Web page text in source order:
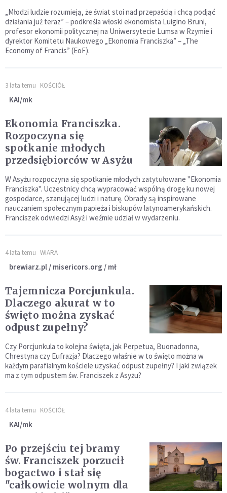
„Młodzi ludzie rozumieją, że świat stoi nad przepaścią i chcą podjąć
działania już teraz” – podkreśla włoski ekonomista Luigino Bruni,
profesor ekonomii politycznej na Uniwersytecie Lumsa w Rzymie i
dyrektor Komitetu Naukowego „Ekonomia Franciszka” – „The
Economy of Francis” (EoF).
3 lata temu KOŚCIÓŁ
KAI/mk
Ekonomia Franciszka.
Rozpoczyna się
spotkanie młodych
przedsiębiorców w Asyżu
W Asyżu rozpoczyna się spotkanie młodych zatytułowane "Ekonomia
Franciszka". Uczestnicy chcą wypracować wspólną drogę ku nowej
gospodarce, szanującej ludzi i naturę. Obrady są inspirowane
nauczaniem społecznym papieża i biskupów latynoamerykańskich.
Franciszek odwiedzi Asyż i weźmie udział w wydarzeniu.
4 lata temu WIARA
brewiarz.pl / misericors.org / mł
Tajemnicza Porcjunkula.
Dlaczego akurat w to
święto można zyskać
odpust zupełny?
Czy Porcjunkula to kolejna święta, jak Perpetua, Buonadonna,
Chrestyna czy Eufrazja? Dlaczego właśnie w to święto można w
każdym parafialnym kościele uzyskać odpust zupełny? I jaki związek
ma z tym odpustem św. Franciszek z Asyżu?
4 lata temu KOŚCIÓŁ
KAI/mk
Po przejściu tej bramy
św. Franciszek porzucił
bogactwo i stał się
"całkowicie wolnym dla